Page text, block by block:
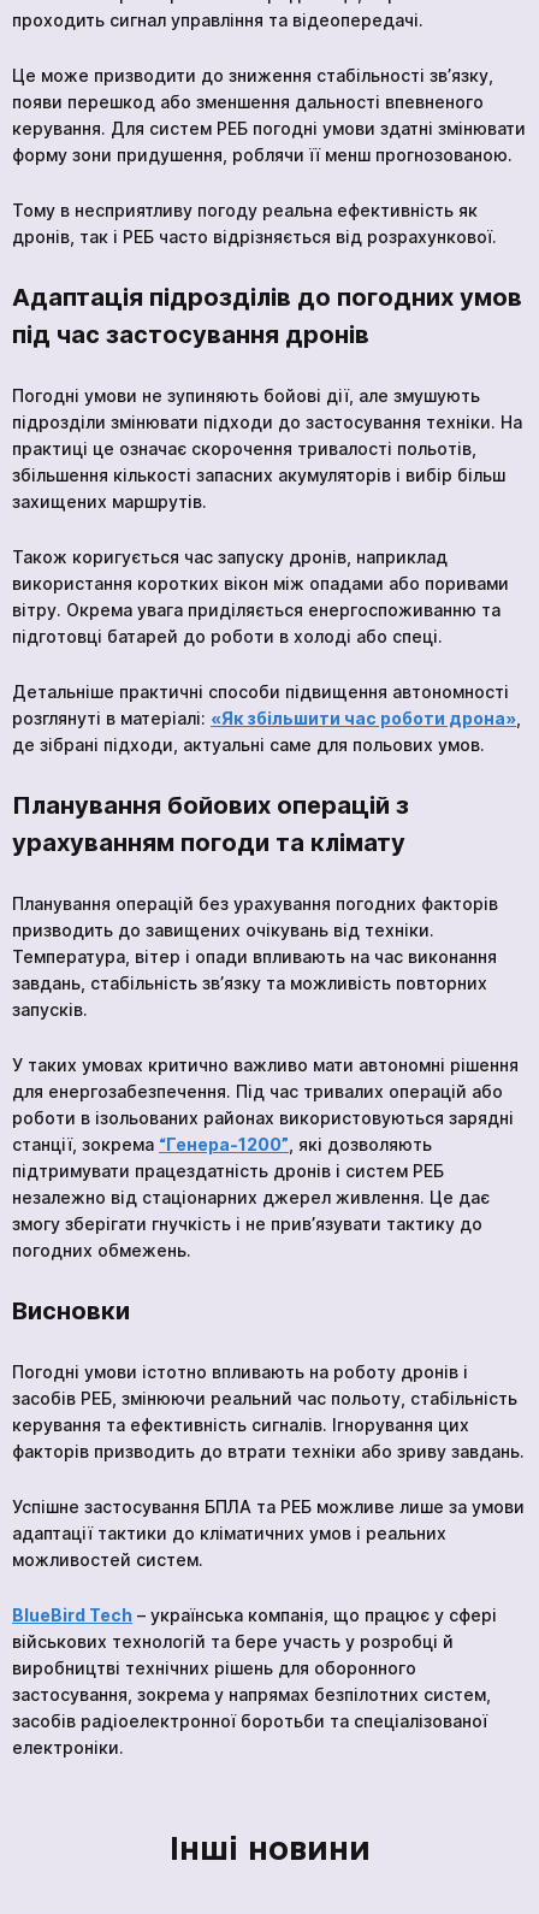
проходить сигнал управління та відеопередачі.
Це може призводити до зниження стабільності зв’язку,
появи перешкод або зменшення дальності впевненого
керування. Для систем РЕБ погодні умови здатні змінювати
форму зони придушення, роблячи її менш прогнозованою.
Тому в несприятливу погоду реальна ефективність як
дронів, так і РЕБ часто відрізняється від розрахункової.
Адаптація підрозділів до погодних умов
під час застосування дронів
Погодні умови не зупиняють бойові дії, але змушують
підрозділи змінювати підходи до застосування техніки. На
практиці це означає скорочення тривалості польотів,
збільшення кількості запасних акумуляторів і вибір більш
захищених маршрутів.
Також коригується час запуску дронів, наприклад
використання коротких вікон між опадами або поривами
вітру. Окрема увага приділяється енергоспоживанню та
підготовці батарей до роботи в холоді або спеці.
Детальніше практичні способи підвищення автономності
розглянуті в матеріалі: «Як збільшити час роботи дрона»
де зібрані підходи, актуальні саме для польових умов.
Планування бойових операцій з
урахуванням погоди та клімату
Планування операцій без урахування погодних факторів
призводить до завищених очікувань від техніки.
Температура, вітер і опади впливають на час виконання
завдань, стабільність зв’язку та можливість повторних
запусків.
У таких умовах критично важливо мати автономні рішення
для енергозабезпечення. Під час тривалих операцій або
роботи в ізольованих районах використовуються зарядні
станції, зокрема “Генера-1200” , які дозволяють
підтримувати працездатність дронів і систем РЕБ
незалежно від стаціонарних джерел живлення. Це дає
змогу зберігати гнучкість і не прив’язувати тактику до
погодних обмежень.
Висновки
Погодні умови істотно впливають на роботу дронів і
засобів РЕБ, змінюючи реальний час польоту, стабільність
керування та ефективність сигналів. Ігнорування цих
факторів призводить до втрати техніки або зриву завдань.
Успішне застосування БПЛА та РЕБ можливе лише за умови
адаптації тактики до кліматичних умов і реальних
можливостей систем.
BlueBird Tech – українська компанія, що працює у сфері
військових технологій та бере участь у розробці й
виробництві технічних рішень для оборонного
застосування, зокрема у напрямах безпілотних систем,
засобів радіоелектронної боротьби та спеціалізованої
електроніки.
Інші новини
кількох
годин
Щоб не чекати, ви можете зв'язатися з нами
натиснувши на кнопку телефона.
+38063
Ваше замовлення прийнято
Ваша заявка прийнята
спеціалісти!